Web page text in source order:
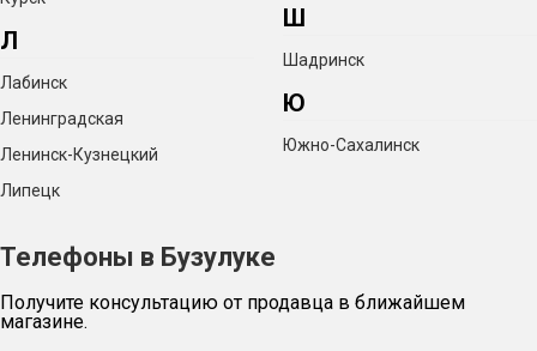
Термометр+узел контроля температуры — 1 шт.
Царга 6 тарелок — 1 шт.
Спиртомер — 1 шт.
Купольная крышка с клапаном — 1 шт.
Силиконовая прокладка — 1 шт.
Л
Лабинск
Ленинградская
Ленинск-Кузнецкий
Липецк
Ш
Шадринск
Ю
Южно-Сахалинск
Телефоны в Бузулуке
Получите консультацию от продавца в ближайшем
магазине.